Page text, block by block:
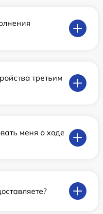
третьим
меня о ходе